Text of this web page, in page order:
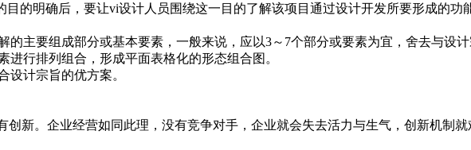
目的明确后，要让vi设计人员围绕这一目的了解该项目通过设计开发所要形成的
的主要组成部分或基本要素，一般来说，应以3～7个部分或要素为宜，舍去与设
进行排列组合，形成平面表格化的形态组合图。
设计宗旨的优方案。
创新。企业经营如同此理，没有竞争对手，企业就会失去活力与生气，创新机制